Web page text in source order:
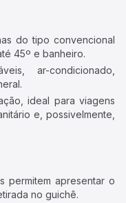
do tipo convencional
45º e banheiro.
ar-condicionado,
ideal para viagens
e, possivelmente,
permitem apresentar o
no guichê.